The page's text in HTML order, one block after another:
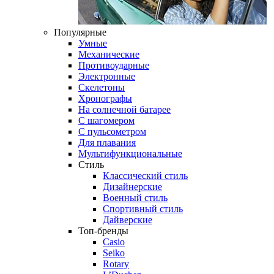
Популярные
Умные
Механические
Противоударные
Электронные
Скелетоны
Хронографы
На солнечной батарее
С шагомером
С пульсометром
Для плавания
Мультифункциональные
Стиль
Классический стиль
Дизайнерские
Военный стиль
Спортивный стиль
Дайверские
Топ-бренды
Casio
Seiko
Rotary